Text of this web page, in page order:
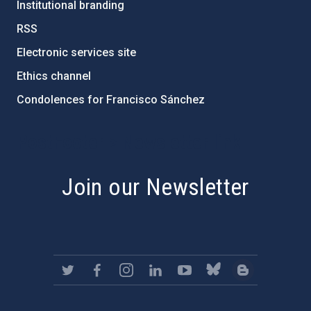
Institutional branding
RSS
Electronic services site
Ethics channel
Condolences for Francisco Sánchez
Join our Newsletter